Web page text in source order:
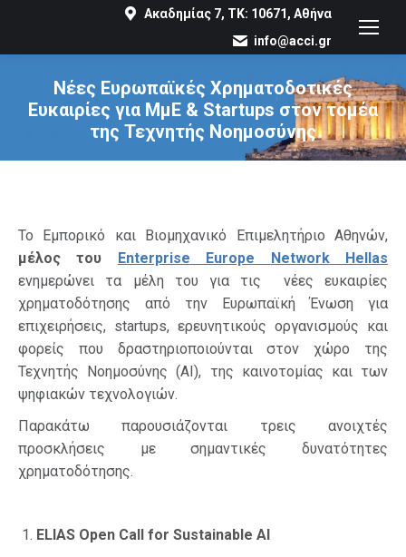
Ακαδημίας 7, ΤΚ: 10671, Αθήνα
info@acci.gr
Νέες Ευρωπαϊκές Χρηματοδοτικές
Ευκαιρίες για ΜμΕ & Startups στον τομέα
της Τεχνητής Νοημοσύνης
You are here:
Το Εμπορικό και Βιομηχανικό Επιμελητήριο Αθηνών,
μέλος του Enterprise Europe Network
Hellas
ενημερώνει τα μέλη του για τις νέες ευκαιρίες
χρηματοδότησης από την Ευρωπαϊκή Ένωση για
επιχειρήσεις, startups, ερευνητικούς οργανισμούς και
φορείς που δραστηριοποιούνται στον χώρο της
Τεχνητής Νοημοσύνης (AI), της καινοτομίας και των
ψηφιακών τεχνολογιών.
Παρακάτω παρουσιάζονται τρεις ανοιχτές
προσκλήσεις με σημαντικές δυνατότητες
χρηματοδότησης.
ELIAS Open Call for Sustainable AI